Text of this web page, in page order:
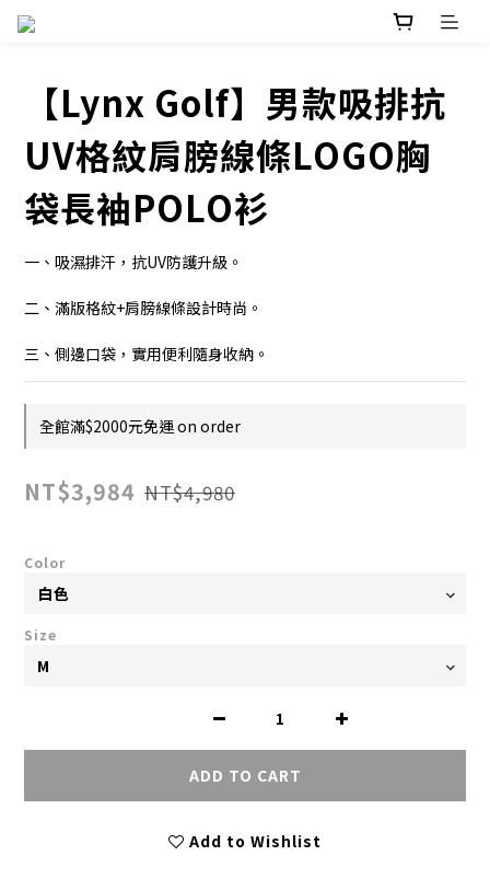
【Lynx Golf】男款吸排抗
UV格紋肩膀線條LOGO胸
袋長袖POLO衫
一、吸濕排汗，抗UV防護升級。
二、滿版格紋+肩膀線條設計時尚。
三、側邊口袋，實用便利隨身收納。
全館滿$2000元免運 on order
NT$3,984 NT$4,980
Color
Size
ADD TO CART
Add to Wishlist